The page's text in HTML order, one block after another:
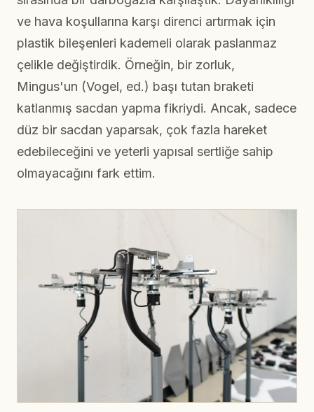
ve hava koşullarına karşı direnci artırmak için
plastik bileşenleri kademeli olarak paslanmaz
çelikle değiştirdik. Örneğin, bir zorluk,
Mingus'un (Vogel, ed.) başı tutan braketi
katlanmış sacdan yapma fikriydi. Ancak, sadece
düz bir sacdan yaparsak, çok fazla hareket
edebileceğini ve yeterli yapısal sertliğe sahip
olmayacağını fark ettim.